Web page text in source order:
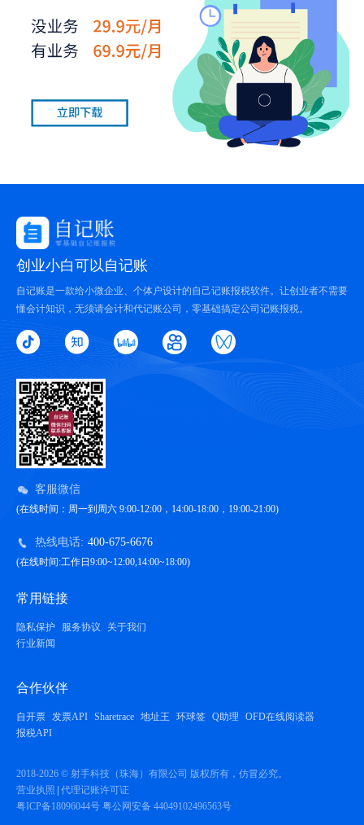
创业小白可以自记账
自记账是一款给小微企业、个体户设计的自己记账报税软件。让创业者不需要
懂会计知识，无须请会计和代记账公司，零基础搞定公司记账报税。
客服微信
(在线时间：周一到周六 9:00-12:00，14:00-18:00，19:00-21:00)
热线电话: 400-675-6676
(在线时间:工作日9:00~12:00,14:00~18:00)
常用链接
隐私保护 服务协议
关于我们
行业新闻
合作伙伴
自开票 发票API Sharetrace 地址王 环球签 Q助理
OFD在线阅读器
报税API
2018-2026 © 射手科技（珠海）有限公司 版权所有，仿冒必究。
营业执照 代理记账许可证
粤ICP备18096044号 粤公网安备 44049102496563号